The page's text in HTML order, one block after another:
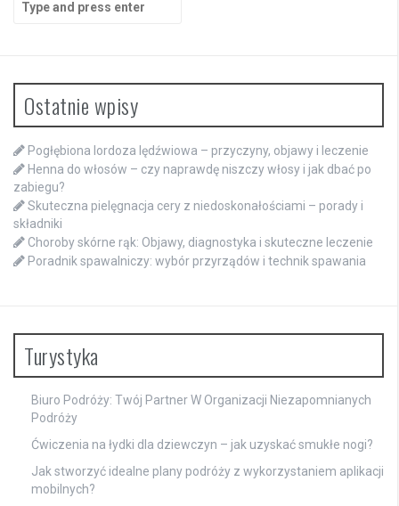
for:
Ostatnie wpisy
Pogłębiona lordoza lędźwiowa – przyczyny, objawy i leczenie
Henna do włosów – czy naprawdę niszczy włosy i jak dbać po
zabiegu?
Skuteczna pielęgnacja cery z niedoskonałościami – porady i
składniki
Choroby skórne rąk: Objawy, diagnostyka i skuteczne leczenie
Poradnik spawalniczy: wybór przyrządów i technik spawania
Turystyka
Biuro Podróży: Twój Partner W Organizacji Niezapomnianych
Podróży
Ćwiczenia na łydki dla dziewczyn – jak uzyskać smukłe nogi?
Jak stworzyć idealne plany podróży z wykorzystaniem aplikacji
mobilnych?